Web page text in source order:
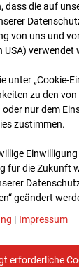
BV-
-
70173
Zur
dass die auf
von uns und
USA) verwendet
unter „Cookie-
zu den
nur dem
zustimmen.
für die Zukunft
geändert
| Impressum
erforderliche